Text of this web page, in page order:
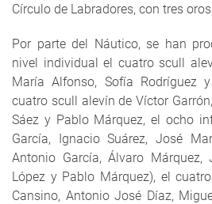
Círculo de Labradores, con tres
Por parte del Náutico, se han
nivel individual el cuatro scull
María Alfonso, Sofía Rodríguez
cuatro scull alevín de Víctor
Sáez y Pablo Márquez, el ocho
García, Ignacio Suárez, José
Antonio García, Álvaro Márquez,
López y Pablo Márquez), el
Cansino, Antonio José Díaz,